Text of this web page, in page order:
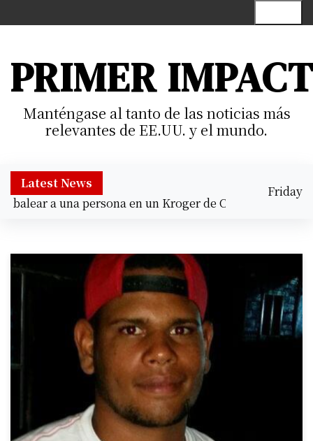
k
PRIMER
Manténgase al tanto de las noticias más
relevantes de EE.UU. y el mundo.
Latest News
a una persona en un Kroger de Cypress |
Prisión
Friday